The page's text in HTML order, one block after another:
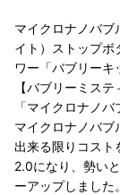
マイクロナノバブ
イト）ストップボ
ワー「バブリーキ
【バブリーミステ
「マイクロナノ
マイクロナノバブ
出来る限りコスト
2.0になり、勢い
ーアップしました。